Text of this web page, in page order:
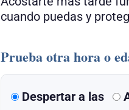
cuando puedas y
Prueba otra hora o
Despertar a las